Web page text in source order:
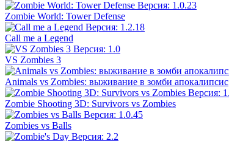
Zombie World: Tower Defense
Call me a Legend
VS Zombies 3
Animals vs Zombies: выживание в зомби апокалипсис
Zombie Shooting 3D: Survivors vs Zombies
Zombies vs Balls